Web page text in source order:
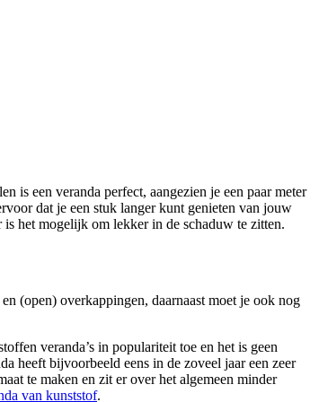
is een veranda perfect, aangezien je een paar meter
dat je een stuk langer kunt genieten van jouw
het mogelijk om lekker in de schaduw te zitten.
(open) overkappingen, daarnaast moet je ook nog
veranda’s in populariteit toe en het is geen
heeft bijvoorbeeld eens in de zoveel jaar een zeer
te maken en zit er over het algemeen minder
van kunststof.